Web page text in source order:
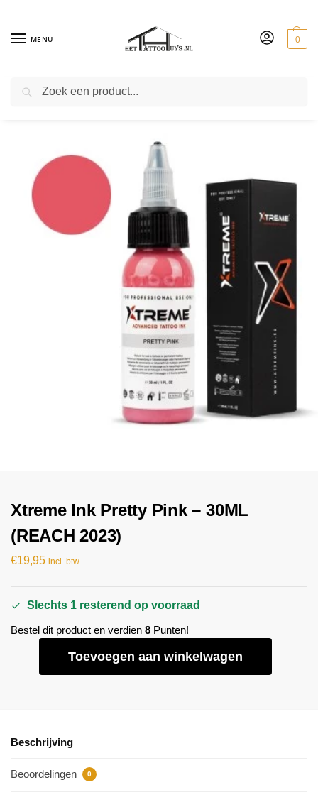
MENU 0
Xtreme Ink Pretty Pink – 30ML
(REACH 2023)
€19,95 incl. btw
Slechts 1 resterend op voorraad
Bestel dit product en verdien 8 Punten!
Toevoegen aan winkelwagen
Beschrijving
Beoordelingen 0